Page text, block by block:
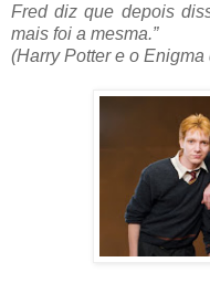
Fred diz que depois
mais foi a mesma.”
(Harry Potter e o